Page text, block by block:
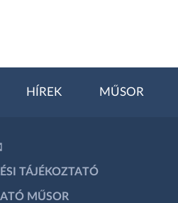
HÍREK MŰSOR
TÁJÉKOZTATÓ
MŰSOR